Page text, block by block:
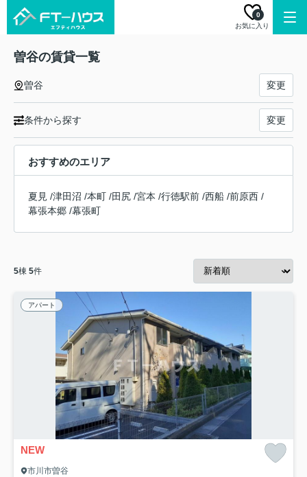
お気に入り
0
曽谷の賃貸一覧
曽谷 変更
条件から探す 変更
おすすめのエリア
夏見 /津田沼 /本町 /田尻 /宮本 /行徳駅前 /西船 /前原西 /
幕張本郷 /幕張町
5棟 5件
アパート
NEW
市川市曽谷